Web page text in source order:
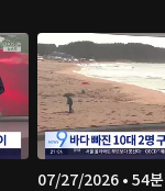
07/27/2026 • 54분